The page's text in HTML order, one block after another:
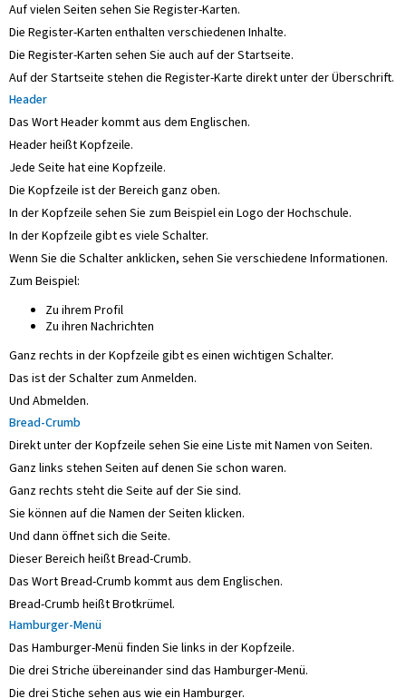
Auf vielen Seiten sehen Sie Register-Karten.
Die Register-Karten enthalten verschiedenen Inhalte.
Die Register-Karten sehen Sie auch auf der Startseite.
Auf der Startseite stehen die Register-Karte direkt unter der Überschrift.
Header
Das Wort Header kommt aus dem Englischen.
Header heißt Kopfzeile.
Jede Seite hat eine Kopfzeile.
Die Kopfzeile ist der Bereich ganz oben.
In der Kopfzeile sehen Sie zum Beispiel ein Logo der Hochschule.
In der Kopfzeile gibt es viele Schalter.
Wenn Sie die Schalter anklicken, sehen Sie verschiedene Informationen.
Zum Beispiel:
Zu ihrem Profil
Zu ihren Nachrichten
Ganz rechts in der Kopfzeile gibt es einen wichtigen Schalter.
Das ist der Schalter zum Anmelden.
Und Abmelden.
Bread-Crumb
Direkt unter der Kopfzeile sehen Sie eine Liste mit Namen von Seiten.
Ganz links stehen Seiten auf denen Sie schon waren.
Ganz rechts steht die Seite auf der Sie sind.
Sie können auf die Namen der Seiten klicken.
Und dann öffnet sich die Seite.
Dieser Bereich heißt Bread-Crumb.
Das Wort Bread-Crumb kommt aus dem Englischen.
Bread-Crumb heißt Brotkrümel.
Hamburger-Menü
Das Hamburger-Menü finden Sie links in der Kopfzeile.
Die drei Striche übereinander sind das Hamburger-Menü.
Die drei Stiche sehen aus wie ein Hamburger.